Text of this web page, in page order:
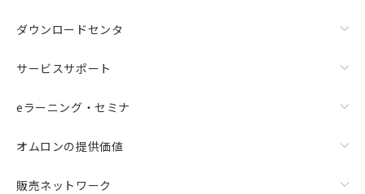
ダウンロードセンタ
サービスサポート
eラーニング・セミナ
オムロンの提供価値
販売ネットワーク